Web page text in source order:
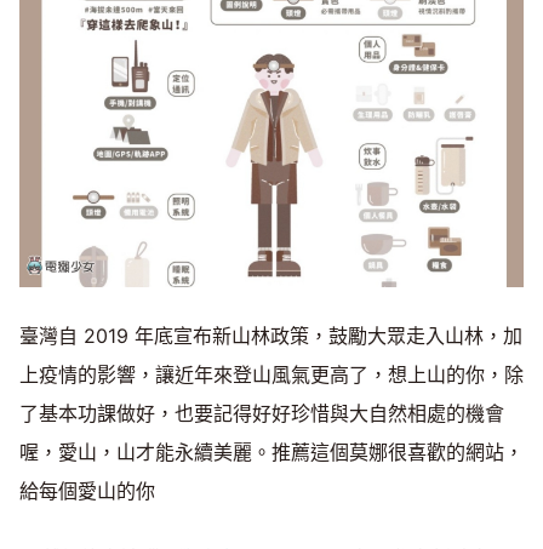
臺灣自 2019 年底宣布新山林政策，鼓勵大眾走入山林，加
上疫情的影響，讓近年來登山風氣更高了，想上山的你，除
了基本功課做好，也要記得好好珍惜與大自然相處的機會
喔，愛山，山才能永續美麗。推薦這個莫娜很喜歡的網站，
給每個愛山的你